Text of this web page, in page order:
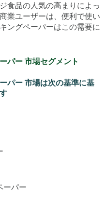
食品の人気の高まりによっ
業ユーザーは、便利で使い
ングペーパーはこの需要に
パー 市場セグメント
パー 市場は次の基準に基
ーパー